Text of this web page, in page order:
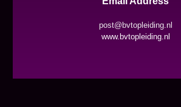
post@bvtopleiding.nl
www.bvtopleiding.nl